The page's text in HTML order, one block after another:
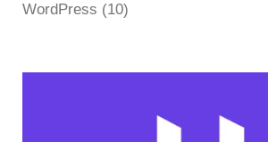
WordPress (10)